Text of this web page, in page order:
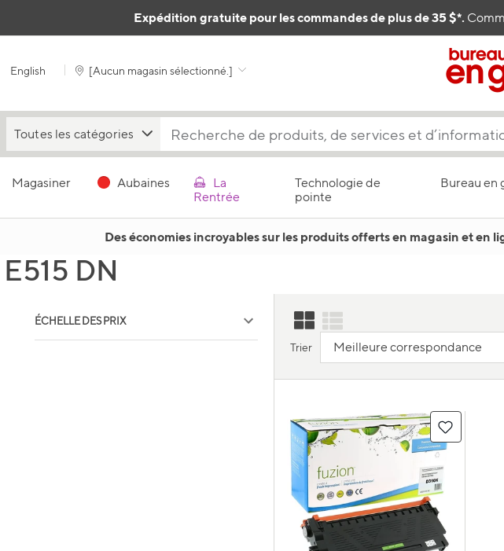
Expédition gratuite pour les commandes de plus de 35 $*.
English [Aucun magasin sélectionné. ]
Toutes les catégories
Magasiner Aubaines
La
Rentrée
Technologie de
pointe
Bureau en
Des économies incroyables sur les produits offerts en magasin et en
E515 DN
ÉCHELLE DES PRIX
Trier